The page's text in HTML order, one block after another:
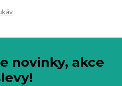
novinky, akce